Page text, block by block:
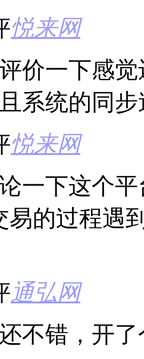
悦来网
价一下感
系统的同
悦来网
一下这个
易的过程遇
通弘网
不错，开